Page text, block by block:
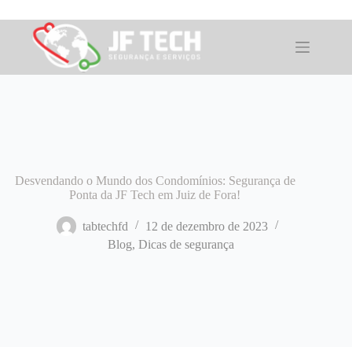
para
conteúdo
Desvendando o Mundo dos Condomínios: Segurança de
Ponta da JF Tech em Juiz de Fora!
tabtechfd
12 de dezembro de 2023
Blog, Dicas de segurança